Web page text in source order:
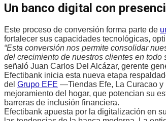
Un banco digital con
Este proceso de conversión forma parte de
fortalecer sus capacidades tecnológicas,
“Esta conversión nos permite consolidar
del crecimiento de nuestros clientes en
señaló Juan Carlos Del Alcázar, gerente
Efectibank inicia esta nueva etapa
del Grupo EFE —Tiendas Efe, La Curacao y
mejoramiento del hogar, que potencian su
barreras de inclusión financiera.
Efectibank apuesta por la digitalización en